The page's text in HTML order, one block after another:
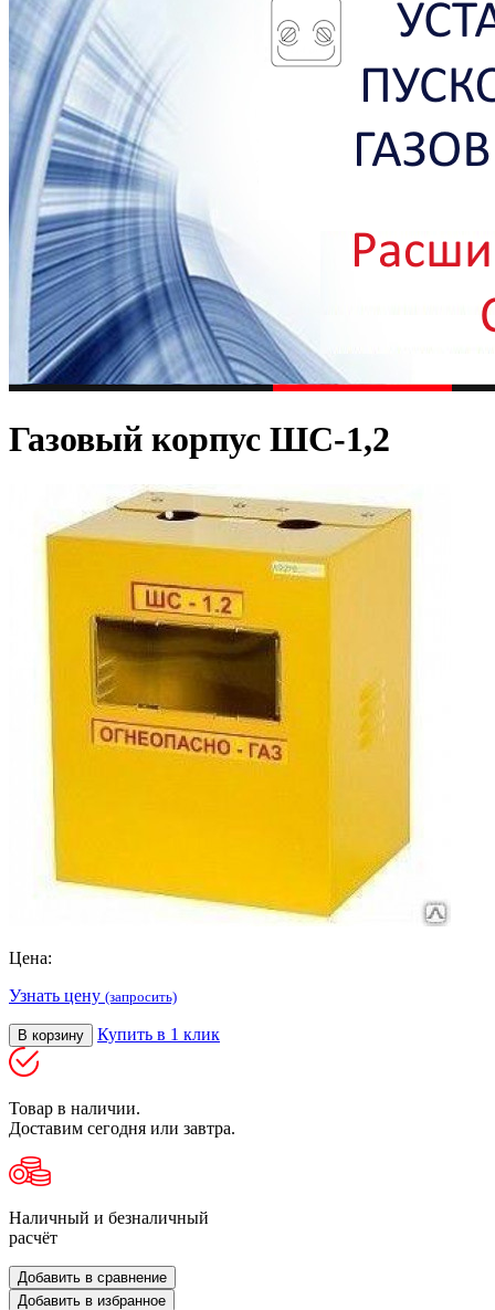
Газовый корпус ШС-1,2
Цена:
Узнать цену (запросить)
В корзину Купить в 1 клик
Товар в наличии.
Доставим сегодня или завтра.
Наличный и безналичный
расчёт
Добавить в сравнение
Добавить в избранное